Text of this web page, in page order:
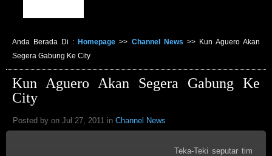
Anda Berada Di :Homepage >> Channel News >> Kun Aguero Akan
Segera Gabung Ke City
Kun Aguero Akan Segera Gabung Ke
City
Posted by on Jul 27, 2011 in Channel News
Teka-Teki seputar tim